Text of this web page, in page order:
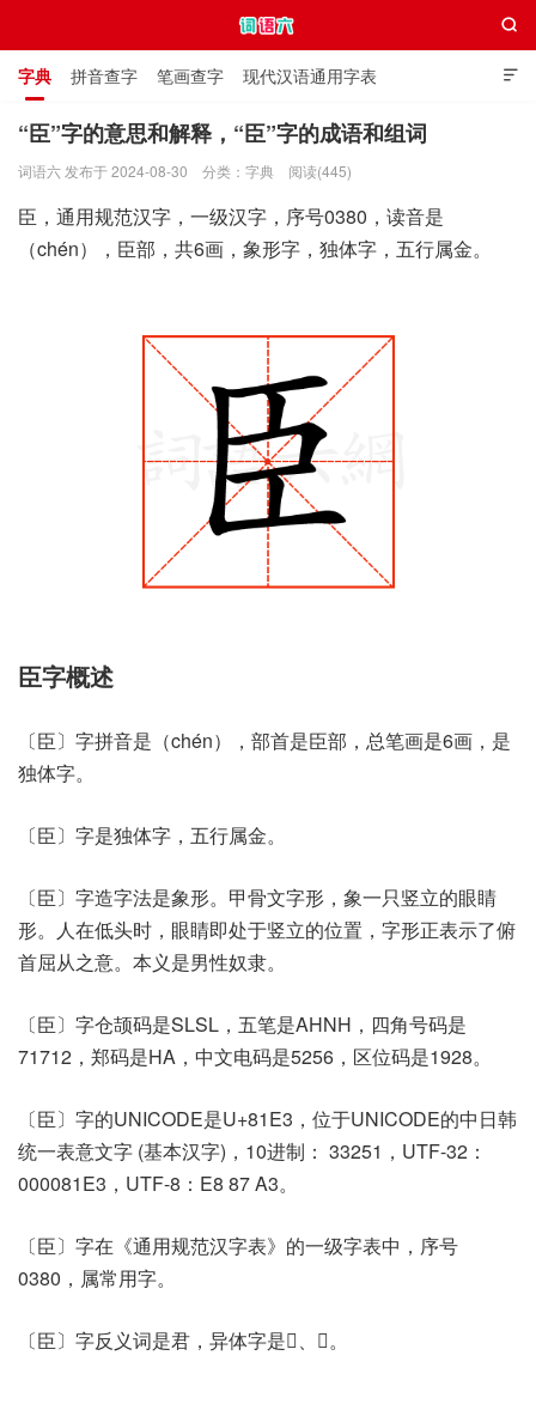

字典 拼音查字 笔画查字 现代汉语通用字表
通用规范汉字表 叠字大全 独体字大全 极简英语词典

“臣”字的意思和解释，“臣”字的成语和组词
词语六 发布于 2024-08-30 分类： 字典 阅读(445)
臣，通用规范汉字，一级汉字，序号0380，读音是
（chén），臣部，共6画，象形字，独体字，五行属金。
臣字概述
〔臣〕字拼音是（chén），部首是臣部，总笔画是6画，是
独体字。
〔臣〕字是独体字，五行属金。
〔臣〕字造字法是象形。甲骨文字形，象一只竖立的眼睛
形。人在低头时，眼睛即处于竖立的位置，字形正表示了俯
首屈从之意。本义是男性奴隶。
〔臣〕字仓颉码是SLSL，五笔是AHNH，四角号码是
71712，郑码是HA，中文电码是5256，区位码是1928。
〔臣〕字的UNICODE是U+81E3，位于UNICODE的中日韩
统一表意文字 (基本汉字)，10进制： 33251，UTF-32：
000081E3，UTF-8：E8 87 A3。
〔臣〕字在《通用规范汉字表》的一级字表中，序号
0380，属常用字。
〔臣〕字反义词是君，异体字是𢘑、𢘗。